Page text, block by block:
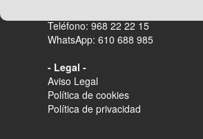
Teléfono: 968 22 22 15
WhatsApp: 610 688 985
- Legal -
Aviso Legal
Política de cookies
Política de privacidad